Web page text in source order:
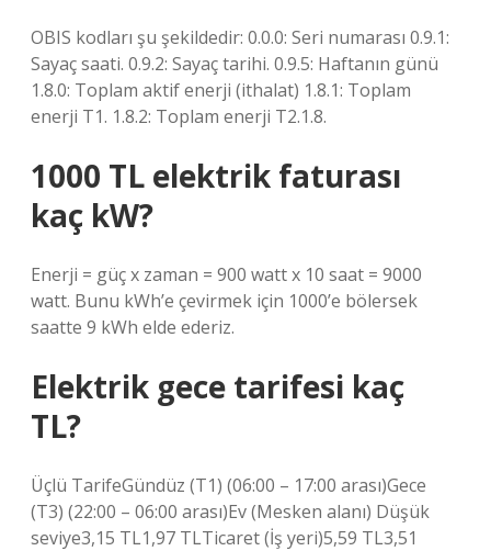
OBIS kodları şu şekildedir: 0.0.0: Seri numarası 0.9.1:
Sayaç saati. 0.9.2: Sayaç tarihi. 0.9.5: Haftanın günü
1.8.0: Toplam aktif enerji (ithalat) 1.8.1: Toplam
enerji T1. 1.8.2: Toplam enerji T2.1.8.
1000 TL elektrik faturası
kaç kW?
Enerji = güç x zaman = 900 watt x 10 saat = 9000
watt. Bunu kWh’e çevirmek için 1000’e bölersek
saatte 9 kWh elde ederiz.
Elektrik gece tarifesi kaç
TL?
Üçlü TarifeGündüz (T1) (06:00 – 17:00 arası)Gece
(T3) (22:00 – 06:00 arası)Ev (Mesken alanı) Düşük
seviye3,15 TL1,97 TLTicaret (İş yeri)5,59 ​​TL3,51